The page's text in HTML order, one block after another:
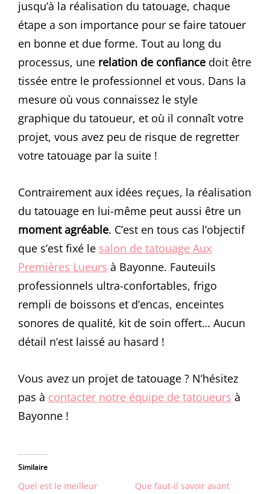
jusqu’à la réalisation du tatouage, chaque
étape a son importance pour se faire tatouer
en bonne et due forme. Tout au long du
processus, une relation de confiance doit être
tissée entre le professionnel et vous. Dans la
mesure où vous connaissez le style
graphique du tatoueur, et où il connaît votre
projet, vous avez peu de risque de regretter
votre tatouage par la suite !
Contrairement aux idées reçues, la réalisation
du tatouage en lui-même peut aussi être un
moment agréable. C’est en tous cas l’objectif
que s’est fixé le salon de tatouage Aux
Premières Lueurs à Bayonne. Fauteuils
professionnels ultra-confortables, frigo
rempli de boissons et d’encas, enceintes
sonores de qualité, kit de soin offert… Aucun
détail n’est laissé au hasard !
Vous avez un projet de tatouage ? N’hésitez
pas à contacter notre équipe de tatoueurs à
Bayonne !
Similaire
Quel est le meilleur
Que faut-il savoir avant